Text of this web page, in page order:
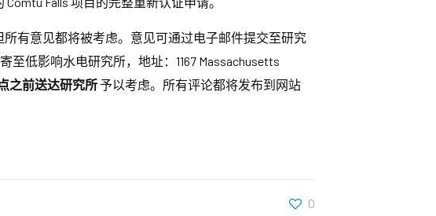
有意见都将被考虑。意见可通过电子邮件提交至研究
至低影响水电研究所，地址：1167 Massachusetts
之前送达研究所予以考虑。所有评论都将发布到网站
0